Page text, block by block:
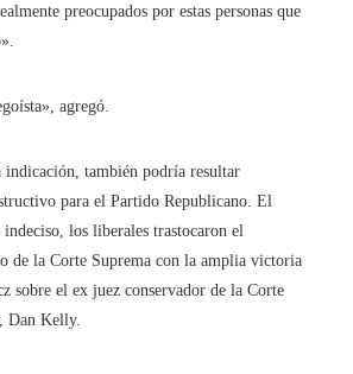
preocupados por estas personas que
agregó.
indicación, también podría resultar
para el Partido Republicano. El
indeciso, los liberales trastocaron el
de la Corte Suprema con la amplia victoria
sobre el ex juez conservador de la Corte
Dan Kelly.